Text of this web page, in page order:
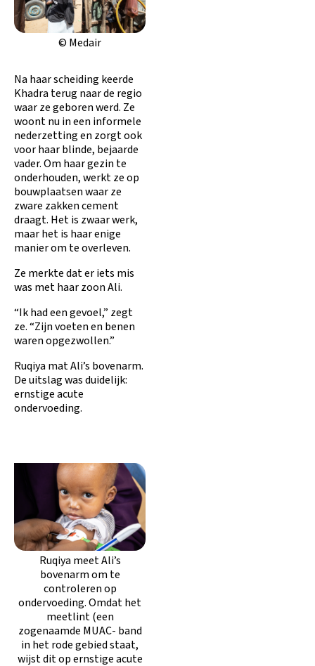
© Medair
Na haar scheiding keerde
Khadra terug naar de regio
waar ze geboren werd. Ze
woont nu in een informele
nederzetting en zorgt ook
voor haar blinde, bejaarde
vader. Om haar gezin te
onderhouden, werkt ze op
bouwplaatsen waar ze
zware zakken cement
draagt. Het is zwaar werk,
maar het is haar enige
manier om te overleven.
Ze merkte dat er iets mis
was met haar zoon Ali.
“Ik had een gevoel,” zegt
ze. “Zijn voeten en benen
waren opgezwollen.”
Ruqiya mat Ali’s bovenarm.
De uitslag was duidelijk:
ernstige acute
ondervoeding.
Ruqiya meet Ali’s
bovenarm om te
controleren op
ondervoeding. Omdat het
meetlint (een
zogenaamde MUAC- band
in het rode gebied staat,
wijst dit op ernstige acute